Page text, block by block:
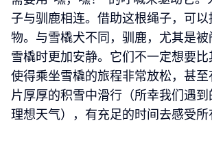
子与驯鹿相连。借助这根绳子，可
物。与雪橇犬不同，驯鹿，尤其是
雪橇时更加安静。它们不一定想要
使得乘坐雪橇的旅程非常放松，甚
片厚厚的积雪中滑行（所幸我们遇到
理想天气），有充足的时间去感受所